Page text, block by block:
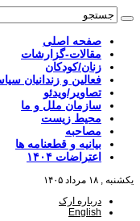
صفحه اصلی
مقالات-گزارشات
زنان/کودکان
فعالین و زندانیان
تصاویر/ویدئو
سازمان ملل و ما
محیط زیست
مصاحبه
بیانیه و قطعنامه ها
اعتراضات ۱۴۰۴
یکشنبه , ۱۸ مرداد ۱۴۰۵
درباره ارک
English